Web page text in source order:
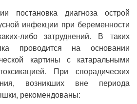
постановка диагноза острой
инфекции при беременности
либо затруднений. В таких
проводится на основании
картины с катаральными
При спорадических
возникших вне периода
рекомендованы: